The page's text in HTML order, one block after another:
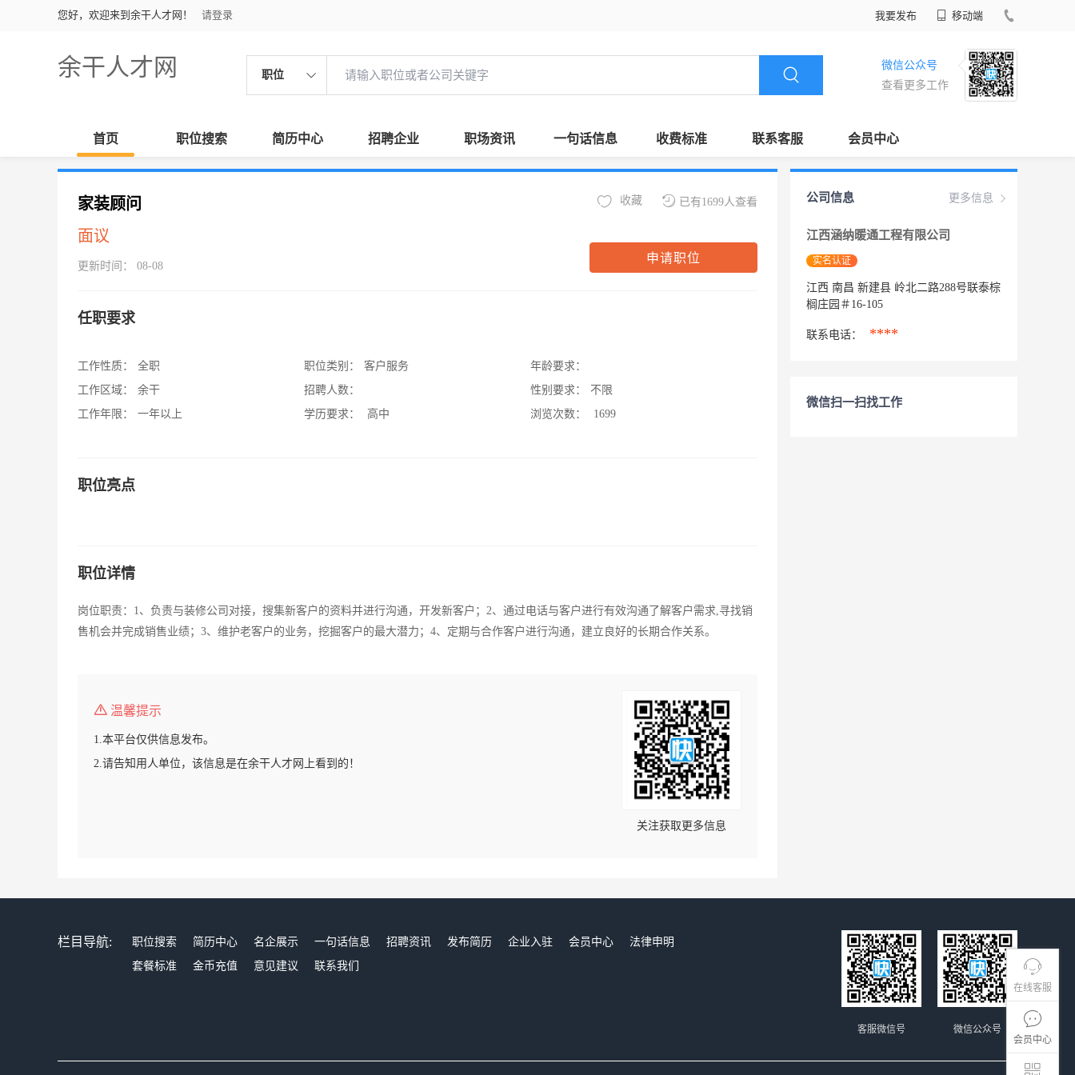
您好，欢迎来到余干人才网！ 请登录 我要发布 移动端
余干人才网 职位
微信公众号
查看更多工作
首页 职位搜索 简历中心 招聘企业 职场资讯 一句话信息 收费标准 联系客服 会员中心
在线客服
会员中心
家装顾问
面议
更新时间： 08-08
已有1699人查看
收藏
申请职位
任职要求
工作性质：
全职
工作区域：
余干
工作年限：
一年以上
职位类别：
客户服务
招聘人数：
学历要求：
高中
年龄要求：
性别要求：
不限
浏览次数：
1699
职位亮点
职位详情
岗位职责：1、负责与装修公司对接，搜集新客户的资料并进行沟通，开发新客户；2、通过电话与客户进行有效沟通了解客户需求,寻找销
售机会并完成销售业绩；3、维护老客户的业务，挖掘客户的最大潜力；4、定期与合作客户进行沟通，建立良好的长期合作关系。
温馨提示
1.本平台仅供信息发布。
2.请告知用人单位，该信息是在余干人才网上看到的！
关注获取更多信息
更多信息
公司信息
江西涵纳暖通工程有限公司
实名认证
江西 南昌 新建县 岭北二路288号联泰棕
榈庄园＃16-105
联系电话： ****
微信扫一扫找工作
栏目导航: 职位搜索 简历中心 名企展示 一句话信息 招聘资讯 发布简历 企业入驻 会员中心
法律申明
套餐标准
金币充值 意见建议 联系我们
微信公众号
客服微信号